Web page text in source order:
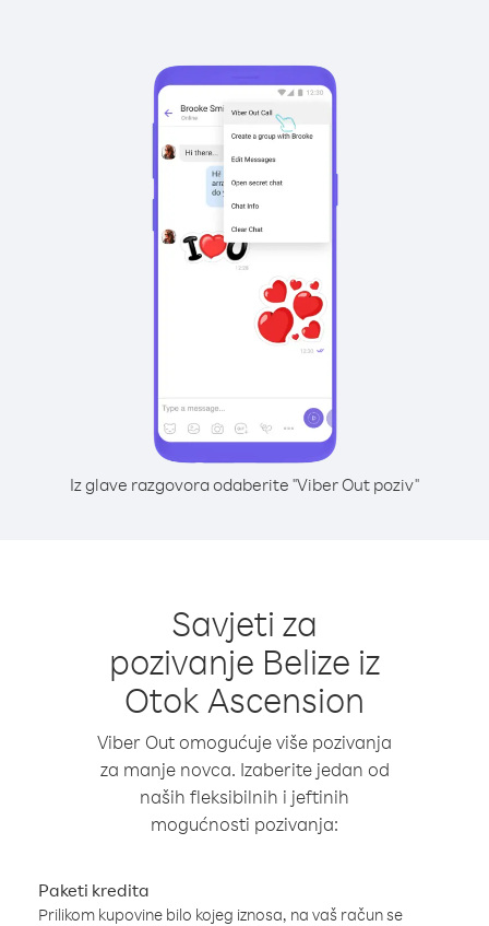
Iz glave razgovora odaberite "Viber Out poziv"
Savjeti za
pozivanje Belize iz
Otok Ascension
Viber Out omogućuje više pozivanja
za manje novca. Izaberite jedan od
naših fleksibilnih i jeftinih
mogućnosti pozivanja:
Paketi kredita
Prilikom kupovine bilo kojeg iznosa, na vaš račun se